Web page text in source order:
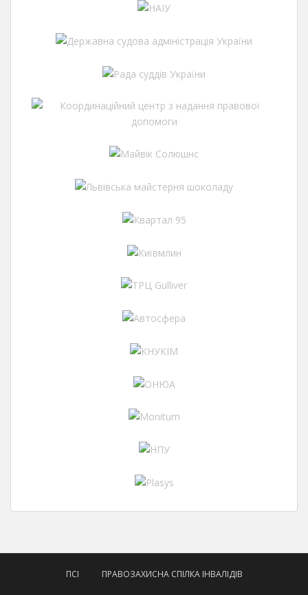
ПСІ ПРАВОЗАХИСНА СПІЛКА ІНВАЛІДІВ